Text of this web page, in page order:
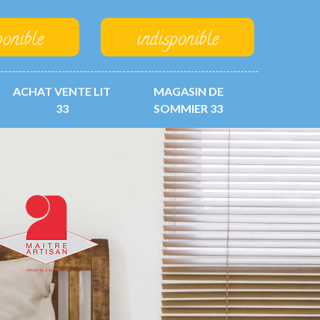
indisponible
ACHAT VENTE LIT
33
MAGASIN DE
SOMMIER 33